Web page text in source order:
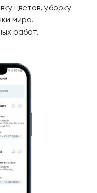
цветов, уборку
мира.
работ.